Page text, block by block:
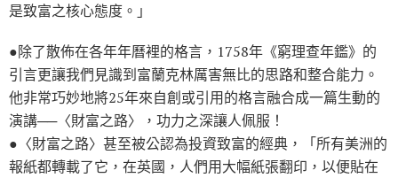
是致富之核心態度。」
●除了散佈在各年年曆裡的格言，1758年《窮理查年鑑》的
引言更讓我們見識到富蘭克林厲害無比的思路和整合能力。
他非常巧妙地將25年來自創或引用的格言融合成一篇生動的
演講──〈財富之路〉，功力之深讓人佩服！
●〈財富之路〉甚至被公認為投資致富的經典，「所有美洲的
報紙都轉載了它，在英國，人們用大幅紙張翻印，以便貼在